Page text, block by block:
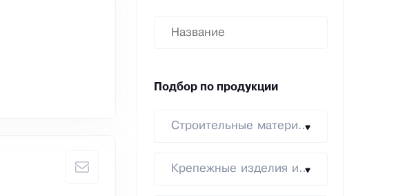
Подбор по продукции
Строительные материалы
Крепежные изделия и метизы